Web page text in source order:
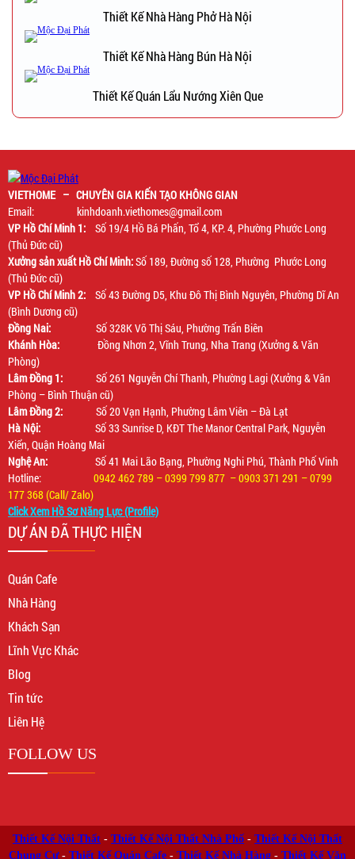
Thiết Kế Nhà Hàng Phở Hà Nội
Thiết Kế Nhà Hàng Bún Hà Nội
Thiết Kế Quán Lẩu Nướng Xiên Que
VIETHOME – CHUYÊN GIA KIẾN TẠO KHÔNG GIAN
Email: kinhdoanh.viethomes@gmail.com
VP Hồ Chí Minh 1: Số 19/4 Hồ Bá Phấn, Tổ 4, KP. 4, Phường Phước Long
(Thủ Đức cũ)
Xưởng sản xuất Hồ Chí Minh:Số 189, Đường số 128, Phường Phước Long
(Thủ Đức cũ)
VP Hồ Chí Minh 2: Số 43 Đường D5, Khu Đô Thị Bình Nguyên, Phường Dĩ An
(Bình Dương cũ)
Đồng Nai: Số 328K Võ Thị Sáu, Phường Trấn Biên
Khánh Hòa: Đồng Nhơn 2, Vĩnh Trung, Nha Trang (Xưởng & Văn
Phòng)
Lâm Đồng 1: Số 261 Nguyễn Chí Thanh, Phường Lagi (Xưởng & Văn
Phòng – Bình Thuận cũ)
Lâm Đồng 2: Số 20 Vạn Hạnh, Phường Lâm Viên – Đà Lạt
Hà Nội: Số 33 Sunrise D, KĐT The Manor Central Park, Nguyễn
Xiển, Quận Hoàng Mai
Nghệ An: Số 41 Mai Lão Bạng, Phường Nghi Phú, Thành Phố Vinh
Hotline: 0942 462 789 – 0399 799 877 – 0903 371 291 – 0799
177 368 (Call/ Zalo)
Click Xem Hồ Sơ Năng Lực (Profile)
DỰ ÁN ĐÃ THỰC HIỆN
Quán Cafe
Nhà Hàng
Khách Sạn
Lĩnh Vực Khác
Blog
Tin tức
Liên Hệ
FOLLOW US
Thiết Kế Nội Thất - Thiết Kế Nội Thất Nhà Phố - Thiết Kế Nội Thất
Chung Cư- Thiết Kế Quán Cafe - Thiết Kế Nhà Hàng - Thiết Kế Văn